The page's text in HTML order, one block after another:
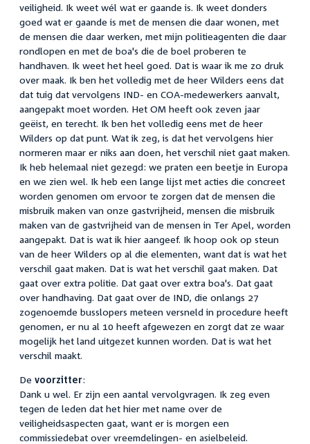
veiligheid. Ik weet wél wat er gaande is. Ik weet donders
goed wat er gaande is met de mensen die daar wonen, met
de mensen die daar werken, met mijn politieagenten die daar
rondlopen en met de boa's die de boel proberen te
handhaven. Ik weet het heel goed. Dat is waar ik me zo druk
over maak. Ik ben het volledig met de heer Wilders eens dat
dat tuig dat vervolgens IND- en COA-medewerkers aanvalt,
aangepakt moet worden. Het OM heeft ook zeven jaar
geëist, en terecht. Ik ben het volledig eens met de heer
Wilders op dat punt. Wat ik zeg, is dat het vervolgens hier
normeren maar er niks aan doen, het verschil niet gaat maken.
Ik heb helemaal niet gezegd: we praten een beetje in Europa
en we zien wel. Ik heb een lange lijst met acties die concreet
worden genomen om ervoor te zorgen dat de mensen die
misbruik maken van onze gastvrijheid, mensen die misbruik
maken van de gastvrijheid van de mensen in Ter Apel, worden
aangepakt. Dat is wat ik hier aangeef. Ik hoop ook op steun
van de heer Wilders op al die elementen, want dat is wat het
verschil gaat maken. Dat is wat het verschil gaat maken. Dat
gaat over extra politie. Dat gaat over extra boa's. Dat gaat
over handhaving. Dat gaat over de IND, die onlangs 27
zogenoemde busslopers meteen versneld in procedure heeft
genomen, er nu al 10 heeft afgewezen en zorgt dat ze waar
mogelijk het land uitgezet kunnen worden. Dat is wat het
verschil maakt.
De voorzitter:
Dank u wel. Er zijn een aantal vervolgvragen. Ik zeg even
tegen de leden dat het hier met name over de
veiligheidsaspecten gaat, want er is morgen een
commissiedebat over vreemdelingen- en asielbeleid.